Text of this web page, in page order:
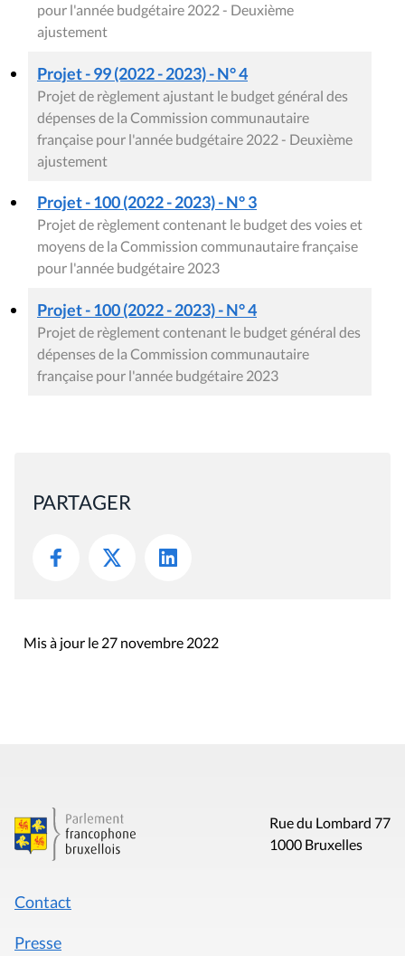
pour l'année budgétaire 2022 - Deuxième
ajustement
Projet - 99 (2022 - 2023) - N° 4
Projet de règlement ajustant le budget général des
dépenses de la Commission communautaire
française pour l'année budgétaire 2022 - Deuxième
ajustement
Projet - 100 (2022 - 2023) - N° 3
Projet de règlement contenant le budget des voies et
moyens de la Commission communautaire française
pour l'année budgétaire 2023
Projet - 100 (2022 - 2023) - N° 4
Projet de règlement contenant le budget général des
dépenses de la Commission communautaire
française pour l'année budgétaire 2023
PARTAGER
Mis à jour le 27 novembre 2022
Rue du Lombard 77
1000 Bruxelles
Contact
Presse